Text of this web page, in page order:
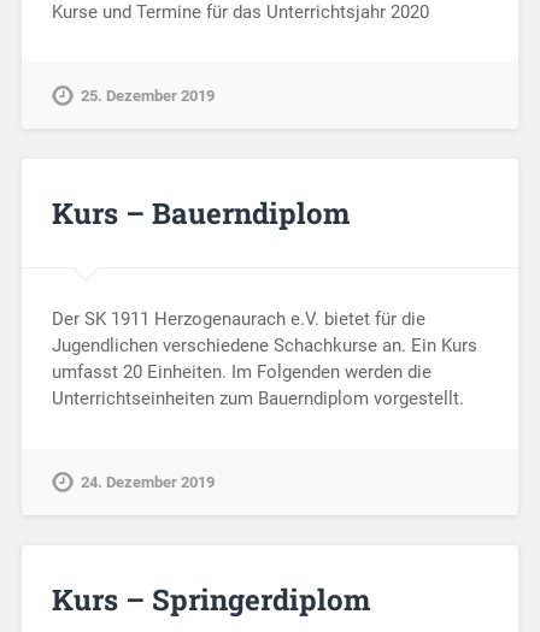
Kurse und Termine für das Unterrichtsjahr 2020
25. Dezember 2019
Kurs – Bauerndiplom
Der SK 1911 Herzogenaurach e.V. bietet für die
Jugendlichen verschiedene Schachkurse an. Ein Kurs
umfasst 20 Einheiten. Im Folgenden werden die
Unterrichtseinheiten zum Bauerndiplom vorgestellt.
24. Dezember 2019
Kurs – Springerdiplom